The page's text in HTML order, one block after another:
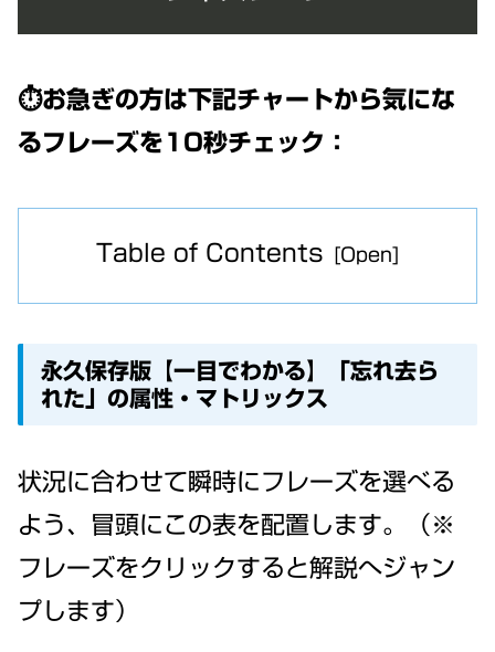
⏱お急ぎの方は下記チャートから気にな
るフレーズを10秒チェック：
Table of Contents
永久保存版【一目でわかる】「忘れ去ら
れた」の属性・マトリックス
状況に合わせて瞬時にフレーズを選べる
よう、冒頭にこの表を配置します。（※
フレーズをクリックすると解説へジャン
プします）